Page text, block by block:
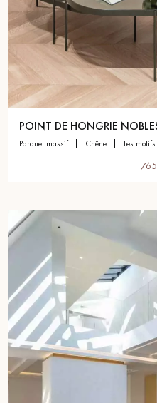
POINT DE HONGRIE
parquet massif chêne les motifs